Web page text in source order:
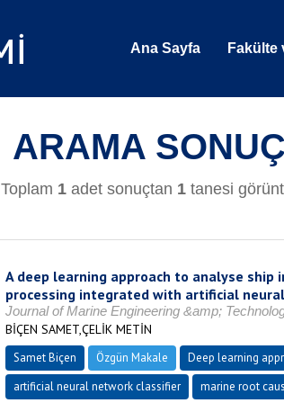
Ana Sayfa Fakülte
ARAMA
Toplam 1 adet sonuçtan 1 tanesi
A deep learning approach to analyse
processing integrated with artificial
Journal of Marine Engineering &amp;
BİÇEN SAMET,ÇELİK METİN
Samet Biçen Özgün Makale Deep learning
artificial neural network classifier
marine root